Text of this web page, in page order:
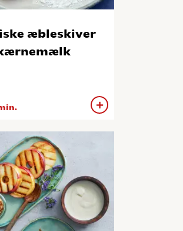
æbleskiver